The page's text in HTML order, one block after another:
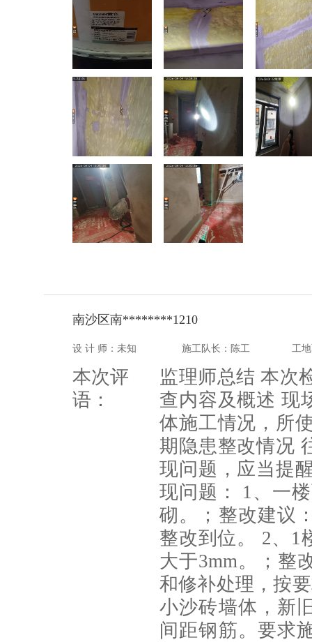
南沙区南********1210
设 计 师：未知 施工队长：陈工 工
本次评
语：
监理师总结 本次
查内容及概述 现
体施工情况，所
期隐患整改情况
现问题，应当提
现问题： 1、一
砌。；整改建议
整改到位。 2、1
大于3mm。；整
和修补处理，按
小沙砖墙体，新
间距钢筋。要求